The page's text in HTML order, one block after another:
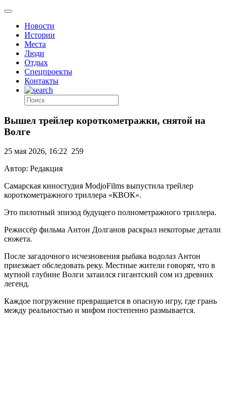
Новости
Истории
Места
Люди
Отдых
Спецпроекты
Контакты
Вышел трейлер короткометражки, снятой на
Волге
25 мая 2026, 16:22 259
Автор: Редакция
Самарская киностудия ModjoFilms выпустила трейлер
короткометражного триллера «КВОК».
Это пилотный эпизод будущего полнометражного триллера.
Режиссёр фильма Антон Долганов раскрыл некоторые детали
сюжета.
После загадочного исчезновения рыбака водолаз Антон
приезжает обследовать реку. Местные жители говорят, что в
мутной глубине Волги затаился гигантский сом из древних
легенд.
Каждое погружение превращается в опасную игру, где грань
между реальностью и мифом постепенно размывается.